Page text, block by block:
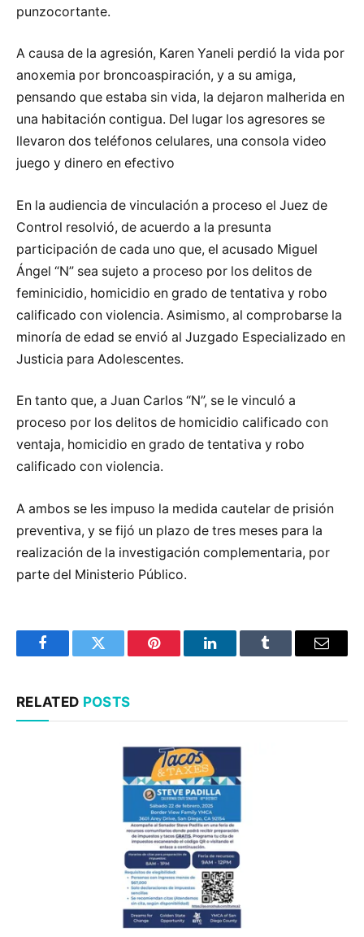
punzocortante.
A causa de la agresión, Karen Yaneli perdió la vida por
anoxemia por broncoaspiración, y a su amiga,
pensando que estaba sin vida, la dejaron malherida en
una habitación contigua. Del lugar los agresores se
llevaron dos teléfonos celulares, una consola video
juego y dinero en efectivo
En la audiencia de vinculación a proceso el Juez de
Control resolvió, de acuerdo a la presunta
participación de cada uno que, el acusado Miguel
Ángel “N” sea sujeto a proceso por los delitos de
feminicidio, homicidio en grado de tentativa y robo
calificado con violencia. Asimismo, al comprobarse la
minoría de edad se envió al Juzgado Especializado en
Justicia para Adolescentes.
En tanto que, a Juan Carlos “N”, se le vinculó a
proceso por los delitos de homicidio calificado con
ventaja, homicidio en grado de tentativa y robo
calificado con violencia.
A ambos se les impuso la medida cautelar de prisión
preventiva, y se fijó un plazo de tres meses para la
realización de la investigación complementaria, por
parte del Ministerio Público.
FacebookTwitter Pinterest LinkedInTumblr Email
RELATED POSTS